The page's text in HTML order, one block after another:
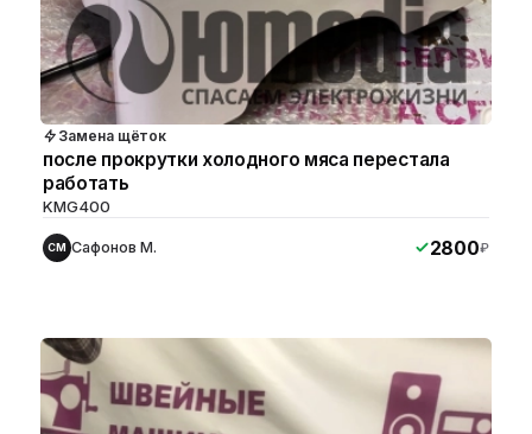
Замена щёток
после прокрутки холодного мяса перестала
работать
KMG400
СМ Сафонов М. 2800₽